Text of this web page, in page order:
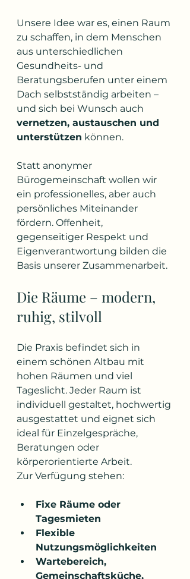
Unsere Idee war es, einen Raum
zu schaffen, in dem Menschen
aus unterschiedlichen
Gesundheits- und
Beratungsberufen unter einem
Dach selbstständig arbeiten –
und sich bei Wunsch auch
vernetzen, austauschen und
unterstützen können.
Statt anonymer
Bürogemeinschaft wollen wir
ein professionelles, aber auch
persönliches Miteinander
fördern. Offenheit,
gegenseitiger Respekt und
Eigenverantwortung bilden die
Basis unserer Zusammenarbeit.
Die Räume – modern,
ruhig, stilvoll
Die Praxis befindet sich in
einem schönen Altbau mit
hohen Räumen und viel
Tageslicht. Jeder Raum ist
individuell gestaltet, hochwertig
ausgestattet und eignet sich
ideal für Einzelgespräche,
Beratungen oder
körperorientierte Arbeit.
Zur Verfügung stehen:
Fixe Räume oder
Tagesmieten
Flexible
Nutzungsmöglichkeiten
Wartebereich,
Gemeinschaftsküche,